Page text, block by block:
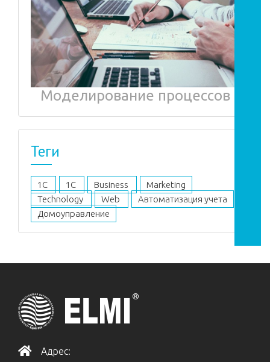
Моделирование процессов
Теги
1C 1С Business
Marketing
Technology
Web
Автоматизация учета
Домоуправление
Адрес: